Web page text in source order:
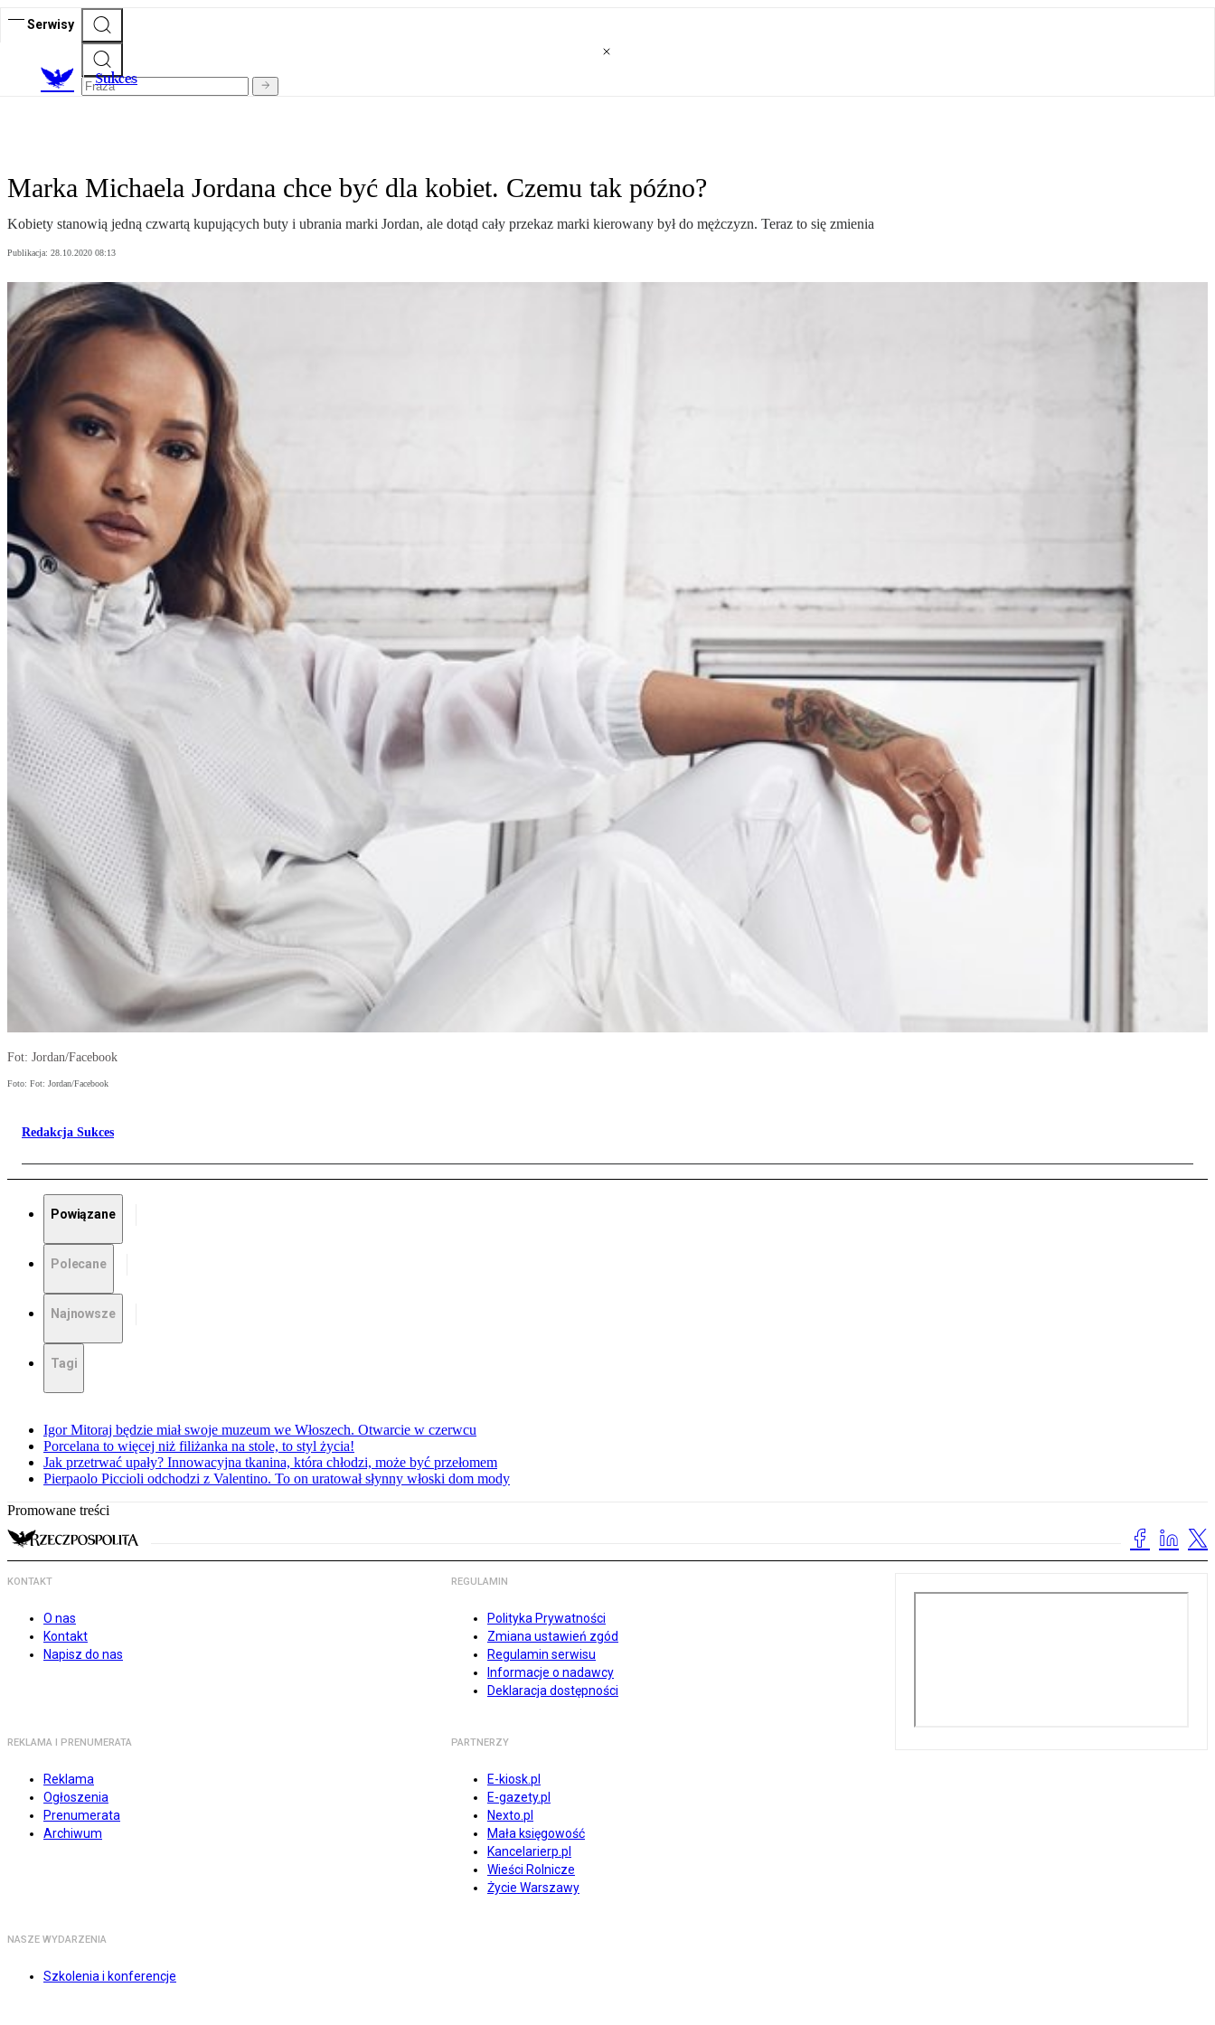
Serwisy
Sukces
Marka Michaela Jordana chce być dla kobiet. Czemu tak późno?
Kobiety stanowią jedną czwartą kupujących buty i ubrania marki Jordan, ale dotąd cały przekaz marki kierowany był do mężczyzn. Teraz to się zmienia
Publikacja: 28.10.2020 08:13
Fot: Jordan/Facebook
Foto: Fot: Jordan/Facebook
Redakcja Sukces
Powiązane
Polecane
Najnowsze
Tagi
Igor Mitoraj będzie miał swoje muzeum we Włoszech. Otwarcie w czerwcu
Porcelana to więcej niż filiżanka na stole, to styl życia!
Jak przetrwać upały? Innowacyjna tkanina, która chłodzi, może być przełomem
Pierpaolo Piccioli odchodzi z Valentino. To on uratował słynny włoski dom mody
Promowane treści
KONTAKT
O nas
Kontakt
Napisz do nas
REGULAMIN
Polityka Prywatności
Zmiana ustawień zgód
Regulamin serwisu
Informacje o nadawcy
Deklaracja dostępności
REKLAMA I PRENUMERATA
Reklama
Ogłoszenia
Prenumerata
Archiwum
PARTNERZY
E-kiosk.pl
E-gazety.pl
Nexto.pl
Mała księgowość
Kancelarierp.pl
Wieści Rolnicze
Życie Warszawy
NASZE WYDARZENIA
Szkolenia i konferencje